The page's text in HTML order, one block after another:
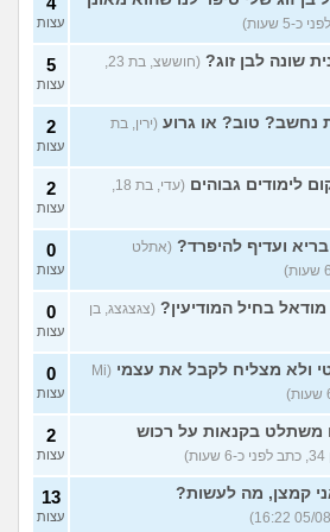
עצות
4
עצות
3
עצות
6
עצות
חדשות במדור
עצות
שונה לבן זוג? 5
עצות
נחשב? טוב? או גרוע (ירין, בת
2
עצות
לימודים גבוהים 2
עצות
ועדיף להיפרד? (אתלט
0
עצות
בחיל המודיעין? (צגצגצג, בן
0
עצות
ולא מצליח לקבל את עצמי
(Mi
0
עצות
משתלט בקנאות על רכוש
2
עצות
קמצן, מה לעשות? 13
עצות